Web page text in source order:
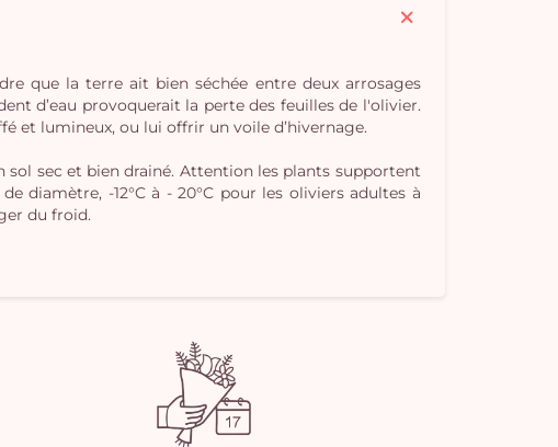
que la terre ait bien séchée entre deux arrosages
d’eau provoquerait la perte des feuilles de l'olivier.
et lumineux, ou lui offrir un voile d’hivernage.
sec et bien drainé. Attention les plants supportent
diamètre, -12°C à - 20°C pour les oliviers adultes à
du froid.